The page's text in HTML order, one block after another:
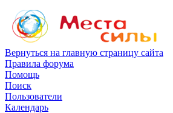
Вернуться на главную страницу сайта
Правила форума
Помощь
Поиск
Пользователи
Календарь